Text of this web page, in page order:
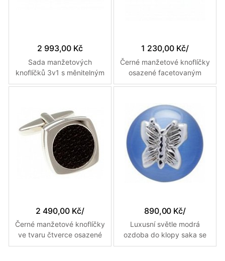
2 993,00 Kč
Sada manžetových
knoflíčků 3v1 s měnitelným
designem v bílé, s modrými
1 230,00 Kč/
Černé manžetové knoflíčky
osazené facetovaným
optickým vláknem
2 490,00 Kč/
Černé manžetové knoflíčky
ve tvaru čtverce osazené
kulatou imitací kůže
890,00 Kč/
Luxusní světle modrá
ozdoba do klopy saka se
stříbrným kovovým